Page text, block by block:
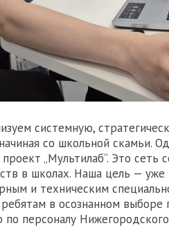
системную,
со школьной скамьи.
„Мультилаб“. Это
в школах. Наша цель —
и техническим
в осознанном
персоналу